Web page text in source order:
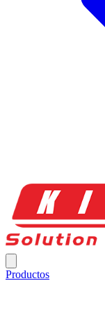
Productos